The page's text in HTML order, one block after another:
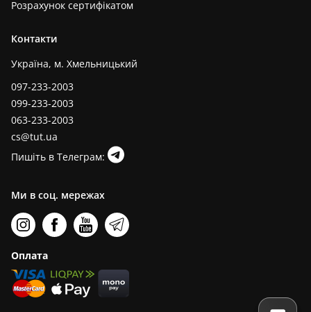
Розрахунок сертифікатом
Контакти
Україна, м. Хмельницький
097-233-2003
099-233-2003
063-233-2003
cs@tut.ua
Пишіть в Телеграм:
Ми в соц. мережах
Оплата